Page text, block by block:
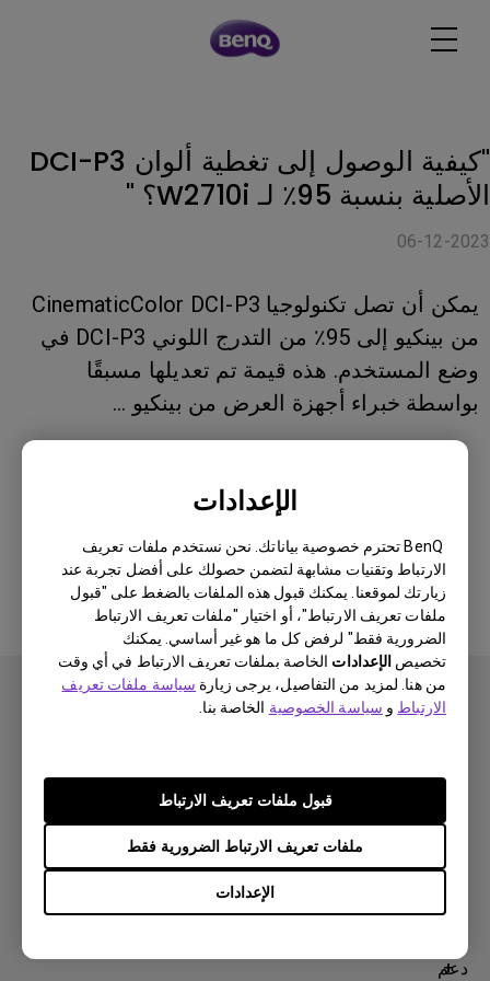
الإعدادات
BenQ تحترم خصوصية بياناتك. نحن نستخدم ملفات تعريف
الارتباط وتقنيات مشابهة لتضمن حصولك على أفضل تجربة عند
زيارتك لموقعنا. يمكنك قبول هذه الملفات بالضغط على "قبول
ملفات تعريف الارتباط"، أو اختيار "ملفات تعريف الارتباط
الضرورية فقط" لرفض كل ما هو غير أساسي. يمكنك
تخصيص الإعدادات الخاصة بملفات تعريف الارتباط في أي وقت
من هنا. لمزيد من التفاصيل، يرجى زيارة سياسة ملفات تعريف
الارتباط و سياسة الخصوصية الخاصة بنا.
الإعدادات
ملفات تعريف الارتباط الضرورية فقط
قبول ملفات تعريف الارتباط
"كيفية الوصول إلى تغطية ألوان DCI-P3
الأصلية بنسبة 95٪ لـ W2710i؟ "
06-12-2023
يمكن أن تصل تكنولوجيا CinematicColor DCI-P3
من بينكيو إلى 95٪ من التدرج اللوني DCI-P3 في
وضع المستخدم. هذه قيمة تم تعديلها مسبقًا
بواسطة خبراء أجهزة العرض من بينكيو …
هل كانت هذه المعلومات مفيدة؟
نعم لا
منتجات
بروجكتر
شاشة
اضاءة
حلول
سفير BenQ AQCOLOR
دعم